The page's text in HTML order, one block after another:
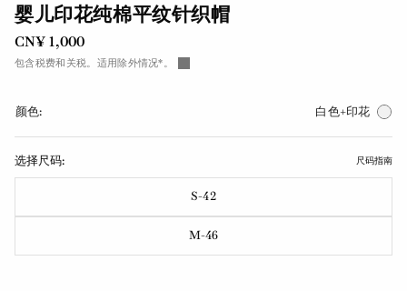
婴儿印花纯棉平纹针织帽
CN¥ 1,000
包含税费和关税。适用除外情况*。
颜色: 白色+印花
选择尺码: 尺码指南
S-42
M-46